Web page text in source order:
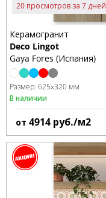
20 просмотров за 7 дней
Керамогранит
Deco Lingot
Gaya Fores (Испания)
Размер: 625x320 мм
В наличии
от 4914 руб./м2